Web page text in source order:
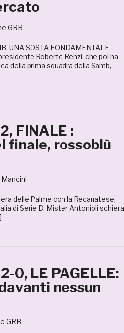
GRB
UNA SOSTA FONDAMENTALE
Roberto Renzi, che poi ha
della prima squadra della Samb,
FINALE :
finale, rossoblù
delle Palme con la Recanatese,
di Serie D. Mister Antonioli schiera
0, LE PAGELLE:
nessun
GRB